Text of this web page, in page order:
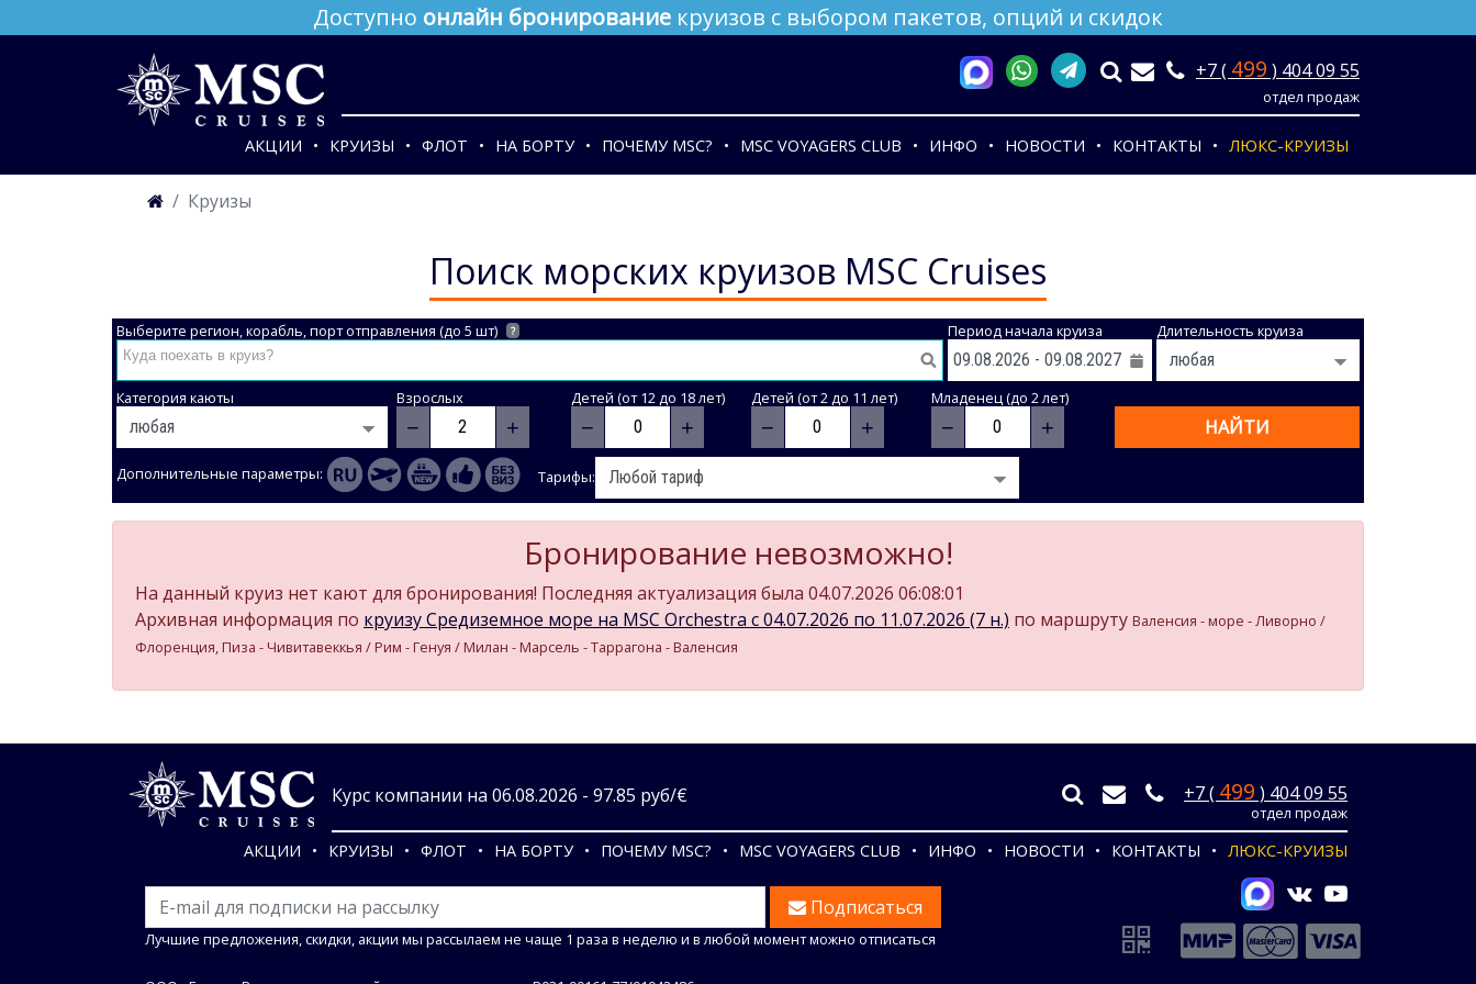
Доступно онлайн бронирование круизов с выбором пакетов, опций и скидок
+7 ( 499 ) 404 09 55
отдел продаж
АКЦИИ КРУИЗЫ ФЛОТ НА БОРТУ ПОЧЕМУ MSC? MSC VOYAGERS CLUB ИНФО НОВОСТИ КОНТАКТЫ ЛЮКС-КРУИЗЫ
Круизы
Поиск морских круизов MSC Cruises
Выберите регион, корабль, порт отправления (до 5 шт) ? Период начала круиза Длительность круиза
Категория каюты Взрослых
− +
Детей (от 12 до 18 лет)
− +
Детей (от 2 до 11 лет)
− +
Младенец (до 2 лет)
− + НАЙТИ
Дополнительные параметры: Тарифы:
Бронирование невозможно!
На данный круиз нет кают для бронирования! Последняя актуализация была 04.07.2026 06:08:01
Архивная информация по круизу Средиземное море на MSC Orchestra c 04.07.2026 по 11.07.2026 (7 н.) по маршруту Валенсия - море - Ливорно /
Флоренция, Пиза - Чивитавеккья / Рим - Генуя / Милан - Марсель - Таррагона - Валенсия
Курс компании на 06.08.2026 - 97.85 руб/€ +7 ( 499 ) 404 09 55
отдел продаж
АКЦИИ КРУИЗЫ ФЛОТ НА БОРТУ ПОЧЕМУ MSC? MSC VOYAGERS CLUB ИНФО НОВОСТИ КОНТАКТЫ ЛЮКС-КРУИЗЫ
Подписаться
Лучшие предложения, скидки, акции мы рассылаем не чаще 1 раза в неделю и в любой момент можно отписаться